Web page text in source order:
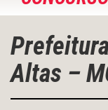
Altas –